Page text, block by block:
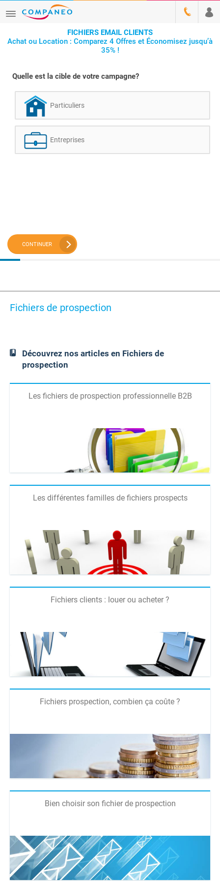
FICHIERS EMAIL CLIENTS
Achat ou Location : Comparez 4 Offres et Économisez jusqu’à
35% !
Quelle est la cible de votre campagne?
Particuliers
Entreprises
CONTINUER
Fichiers de prospection
Découvrez nos articles en Fichiers de
prospection
Les fichiers de prospection professionnelle B2B
Les différentes familles de fichiers prospects
Fichiers clients : louer ou acheter ?
Fichiers prospection, combien ça coûte ?
Bien choisir son fichier de prospection